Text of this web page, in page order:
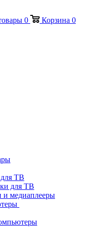
0 Корзина 0
ТВ
для ТВ
и медиаплееры